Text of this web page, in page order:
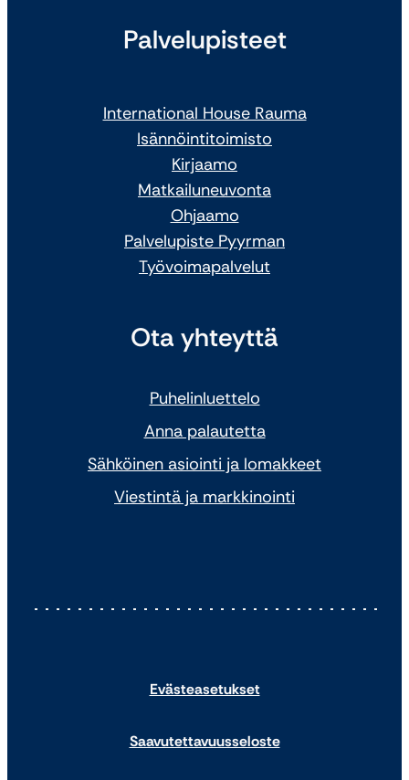
Palvelupisteet
International House Rauma
Isännöintitoimisto
Kirjaamo
Matkailuneuvonta
Ohjaamo
Palvelupiste Pyyrman
Työvoimapalvelut
Ota yhteyttä
Puhelinluettelo
Anna palautetta
Sähköinen asiointi ja lomakkeet
Viestintä ja markkinointi
Evästeasetukset
Saavutettavuusseloste